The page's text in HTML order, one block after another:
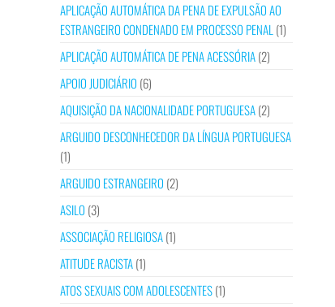
APLICAÇÃO AUTOMÁTICA DA PENA DE EXPULSÃO AO
ESTRANGEIRO CONDENADO EM PROCESSO PENAL (1)
APLICAÇÃO AUTOMÁTICA DE PENA ACESSÓRIA(2)
APOIO JUDICIÁRIO (6)
AQUISIÇÃO DA NACIONALIDADE PORTUGUESA(2)
ARGUIDO DESCONHECEDOR DA LÍNGUA PORTUGUESA
(1)
ARGUIDO ESTRANGEIRO (2)
ASILO (3)
ASSOCIAÇÃO RELIGIOSA(1)
ATITUDE RACISTA(1)
ATOS SEXUAIS COM ADOLESCENTES(1)